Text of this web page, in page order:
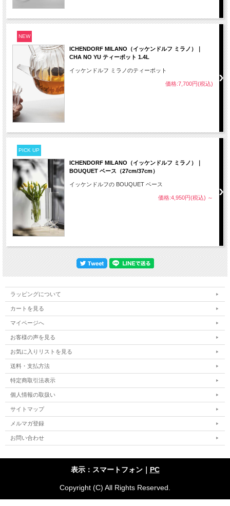
NEW
ICHENDORF MILANO（イッケンドルフ ミラノ）｜
CHA NO YU ティーポット 1.4L
イッケンドルフ ミラノのティーポット
価格:7,700円(税込)
PICK UP
ICHENDORF MILANO（イッケンドルフ ミラノ）｜
BOUQUET ベース（27cm/37cm）
イッケンドルフの BOUQUET ベース
価格:4,950円(税込) ～
ラッピングについて
カートを見る
マイページへ
お客様の声を見る
お気に入りリストを見る
送料・支払方法
特定商取引法表示
個人情報の取扱い
サイトマップ
メルマガ登録
お問い合わせ
表示：スマートフォン｜ PC
Copyright (C) All Rights Reserved.